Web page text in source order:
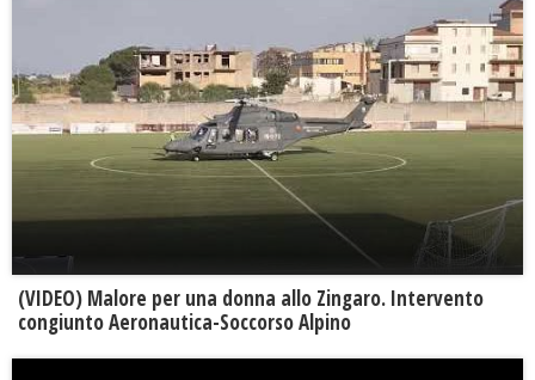
(VIDEO) Malore per una donna allo Zingaro. Intervento
congiunto Aeronautica-Soccorso Alpino